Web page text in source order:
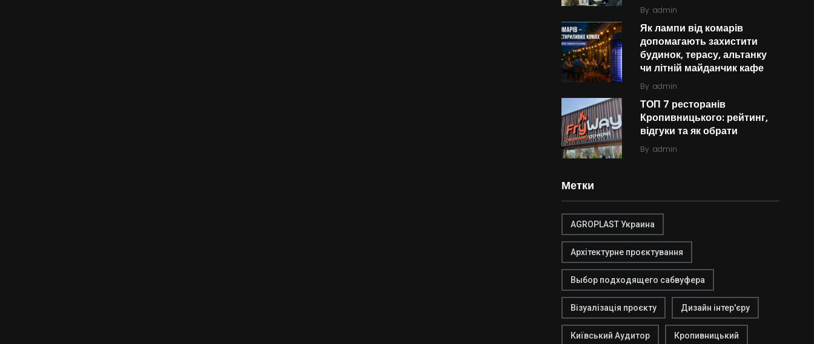
By admin
Як лампи від комарів
допомагають захистити
будинок, терасу, альтанку
чи літній майданчик кафе
By admin
ТОП 7 ресторанів
Кропивницького: рейтинг,
відгуки та як обрати
By admin
Метки
AGROPLAST Украина
Архітектурне проєктування
Выбор подходящего сабвуфера
Візуалізація проєкту Дизайн інтер'єру
Київський Аудитор Кропивницький